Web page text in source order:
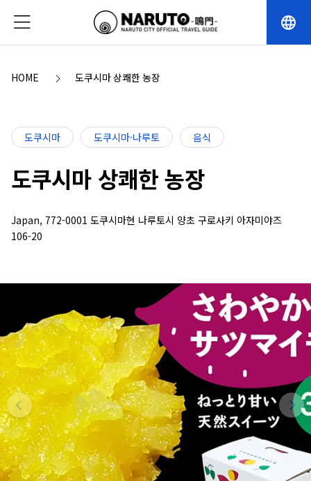
language
HOME 도쿠시마 상쾌한 농장
도쿠시마 도쿠시마·나루토 음식
도쿠시마 상쾌한 농장
Japan, 772-0001 도쿠시마현 나루토시 양초 구로사키 아자미야즈
106-20